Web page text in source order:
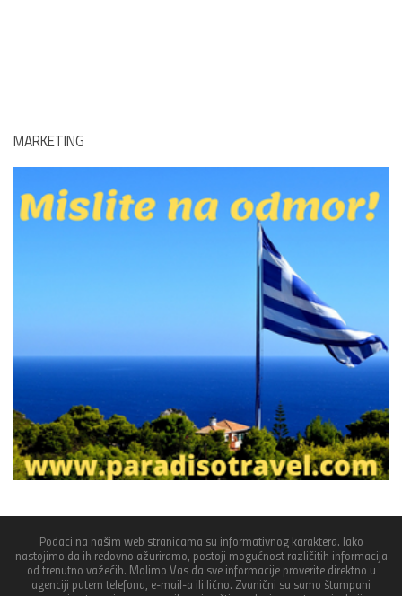
MARKETING
Podaci na našim web stranicama su informativnog karaktera. Iako
nastojimo da ih redovno ažuriramo, postoji mogućnost različitih informacija
od trenutno važećih. Molimo Vas da sve informacije proverite direktno u
agenciji putem telefona, e-mail-a ili lično. Zvanični su samo štampani